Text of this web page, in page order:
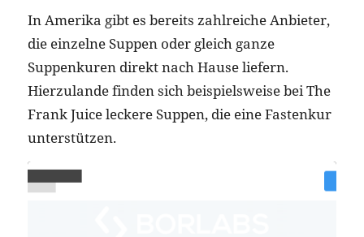
In Amerika gibt es bereits zahlreiche Anbieter,
die einzelne Suppen oder gleich ganze
Suppenkuren direkt nach Hause liefern.
Hierzulande finden sich beispielsweise bei The
Frank Juice leckere Suppen, die eine Fastenkur
unterstützen.